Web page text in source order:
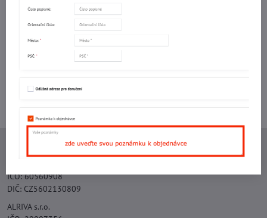
Facebook TwitterBluesky
Potřebujete poradit s objednávkou?
Kontaktujte nás:
+420 577 523 563
Ing. Vojtěch Lečbych - IVL
IČO: 60560908
DIČ: CZ5602130809
ALRIVA s.r.o.